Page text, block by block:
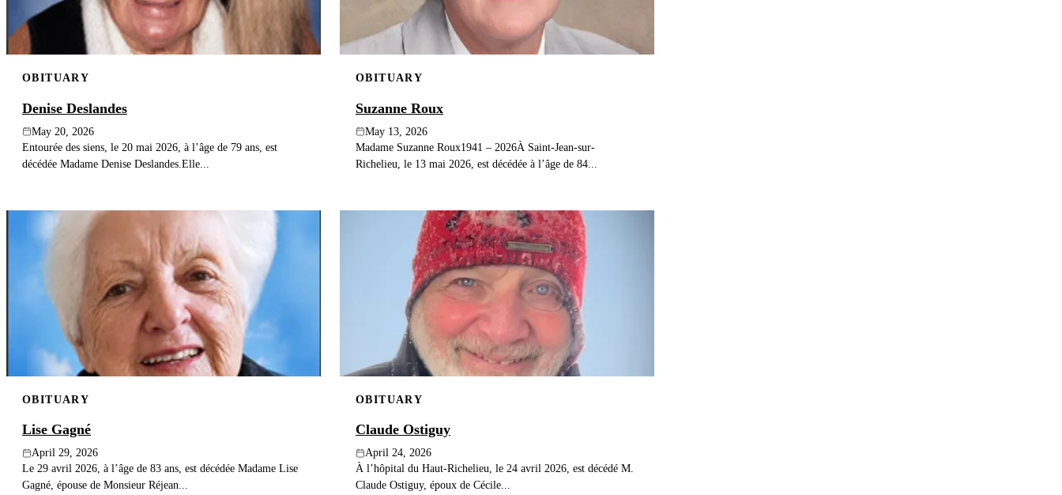
OBITUARY
Denise Deslandes
May 20, 2026
Entourée des siens, le 20 mai 2026, à l’âge de 79 ans, est
décédée Madame Denise Deslandes.Elle...
OBITUARY
Suzanne Roux
May 13, 2026
Madame Suzanne Roux1941 – 2026À Saint-Jean-sur-
Richelieu, le 13 mai 2026, est décédée à l’âge de 84...
OBITUARY
Lise Gagné
April 29, 2026
Le 29 avril 2026, à l’âge de 83 ans, est décédée Madame Lise
Gagné, épouse de Monsieur Réjean...
OBITUARY
Claude Ostiguy
April 24, 2026
À l’hôpital du Haut-Richelieu, le 24 avril 2026, est décédé M.
Claude Ostiguy, époux de Cécile...